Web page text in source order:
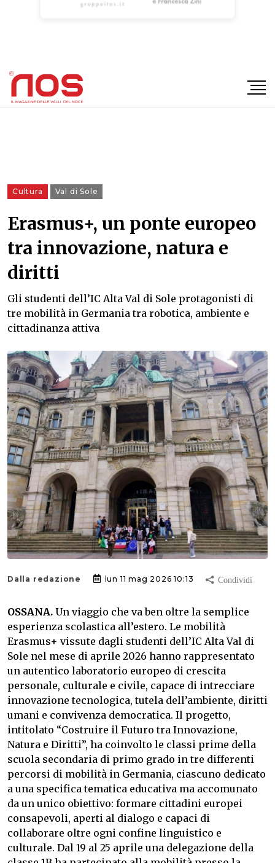
Cultura Val di Sole
Erasmus+, un ponte europeo
tra innovazione, natura e
diritti
Gli studenti dell’IC Alta Val di Sole protagonisti di
tre mobilità in Germania tra robotica, ambiente e
cittadinanza attiva
Dalla redazione lun 11 mag 2026 10:13
OSSANA. Un viaggio che va ben oltre la semplice
esperienza scolastica all’estero. Le mobilità
Erasmus+ vissute dagli studenti dell’IC Alta Val di
Sole nel mese di aprile 2026 hanno rappresentato
un autentico laboratorio europeo di crescita
personale, culturale e civile, capace di intrecciare
innovazione tecnologica, tutela dell’ambiente, diritti
umani e convivenza democratica. Il progetto,
intitolato “Costruire il Futuro tra Innovazione,
Natura e Diritti”, ha coinvolto le classi prime della
scuola secondaria di primo grado in tre differenti
percorsi di mobilità in Germania, ciascuno dedicato
a una specifica tematica educativa ma accomunato
da un unico obiettivo: formare cittadini europei
consapevoli, aperti al dialogo e capaci di
collaborare oltre ogni confine linguistico e
culturale. Dal 19 al 25 aprile una delegazione della